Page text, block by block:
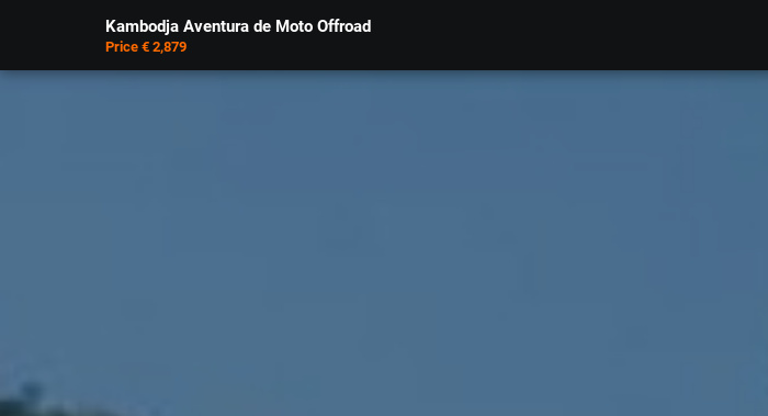
Kambodja Aventura de Moto Offroad
Price € 2,879